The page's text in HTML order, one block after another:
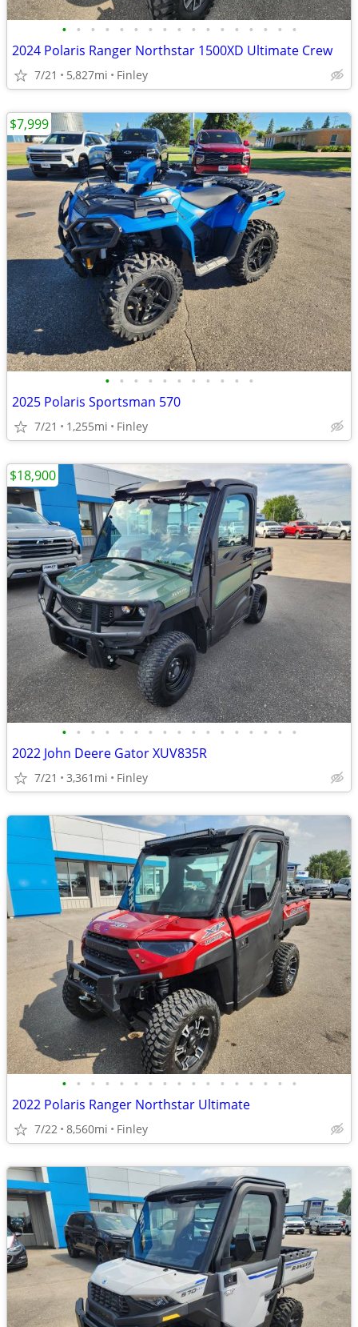
• • • • • • • • • • • • • • • • •
2024 Polaris Ranger Northstar 1500XD Ultimate Crew
7/21 5,827mi Finley
• • • • • • • • • • •
2025 Polaris Sportsman 570
7/21 1,255mi Finley
$7,999
• • • • • • • • • • • • • • • • •
2022 John Deere Gator XUV835R
7/21 3,361mi Finley
$18,900
• • • • • • • • • • • • • • • • •
2022 Polaris Ranger Northstar Ultimate
7/22 8,560mi Finley